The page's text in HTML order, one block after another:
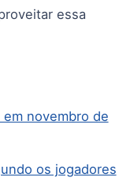
essa
novembro de
os jogadores